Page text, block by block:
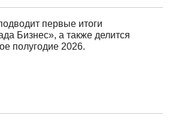
первые итоги
Бизнес», а также делится
полугодие 2026.